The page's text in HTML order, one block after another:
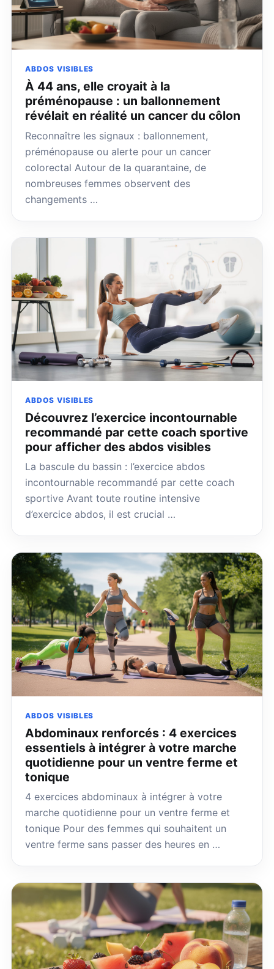
ABDOS VISIBLES
À 44 ans, elle croyait à la
préménopause : un ballonnement
révélait en réalité un cancer du côlon
Reconnaître les signaux : ballonnement,
préménopause ou alerte pour un cancer
colorectal Autour de la quarantaine, de
nombreuses femmes observent des
changements …
ABDOS VISIBLES
Découvrez l’exercice incontournable
recommandé par cette coach sportive
pour afficher des abdos visibles
La bascule du bassin : l’exercice abdos
incontournable recommandé par cette coach
sportive Avant toute routine intensive
d’exercice abdos, il est crucial …
ABDOS VISIBLES
Abdominaux renforcés : 4 exercices
essentiels à intégrer à votre marche
quotidienne pour un ventre ferme et
tonique
4 exercices abdominaux à intégrer à votre
marche quotidienne pour un ventre ferme et
tonique Pour des femmes qui souhaitent un
ventre ferme sans passer des heures en …